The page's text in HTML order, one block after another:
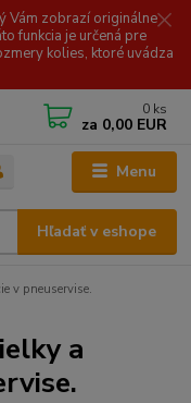
Vám zobrazí originálne
funkcia je určená pre
kolies, ktoré uvádza
Menu
Hľadať v eshope
0 ks
za 0,00 EUR
v pneuservise.
a